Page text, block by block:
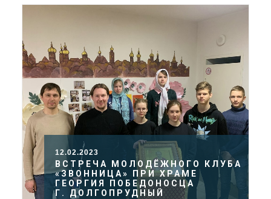
12.02.2023
ВСТРЕЧА МОЛОДЁЖНОГО КЛУБА
«ЗВОННИЦА» ПРИ ХРАМЕ
ГЕОРГИЯ ПОБЕДОНОСЦА
Г. ДОЛГОПРУДНЫЙ